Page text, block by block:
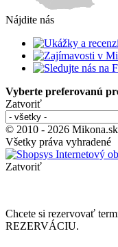
Nájdite nás
Vyberte preferovanú
Zatvoriť
© 2010 - 2026
Všetky práva vyhradené
Zatvoriť
Chcete si rezervovať
REZERVÁCIU.